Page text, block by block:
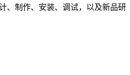
、制作、安装、调试，以及新品研